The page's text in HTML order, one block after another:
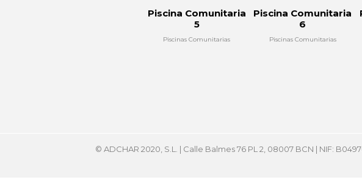
Piscina Comunitaria
5
Piscinas Comunitarias
Piscina Comunitaria
6
Piscinas Comunitarias
© ADCHAR 2020, S.L. | Calle Balmes 76 PL 2, 08007 BCN | NIF: